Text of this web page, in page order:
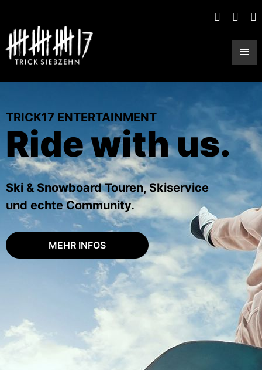
≡
TRICK17 ENTERTAINMENT
Ride with us.
Ski & Snowboard Touren, Skiservice
und echte Community.
MEHR INFOS